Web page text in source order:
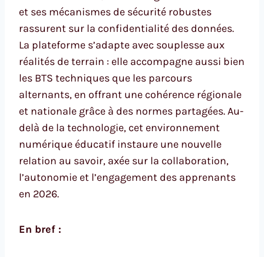
et ses mécanismes de sécurité robustes
rassurent sur la confidentialité des données.
La plateforme s’adapte avec souplesse aux
réalités de terrain : elle accompagne aussi bien
les BTS techniques que les parcours
alternants, en offrant une cohérence régionale
et nationale grâce à des normes partagées. Au-
delà de la technologie, cet environnement
numérique éducatif instaure une nouvelle
relation au savoir, axée sur la collaboration,
l’autonomie et l’engagement des apprenants
en 2026.
En bref :